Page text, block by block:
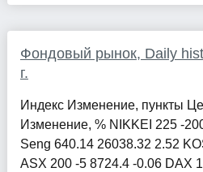
Фондовый рынок, Daily
г.
Индекс Изменение, пункты
Изменение, % NIKKEI 225 -
Seng 640.14 26038.32 2.52
ASX 200 -5 8724.4 -0.06 DAX